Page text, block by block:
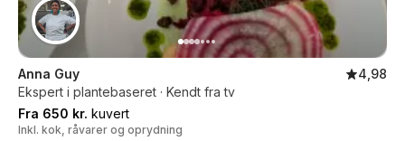
Anna Guy
4,98
Ekspert i plantebaseret · Kendt fra tv
Fra 650 kr. kuvert
Inkl. kok, råvarer og oprydning